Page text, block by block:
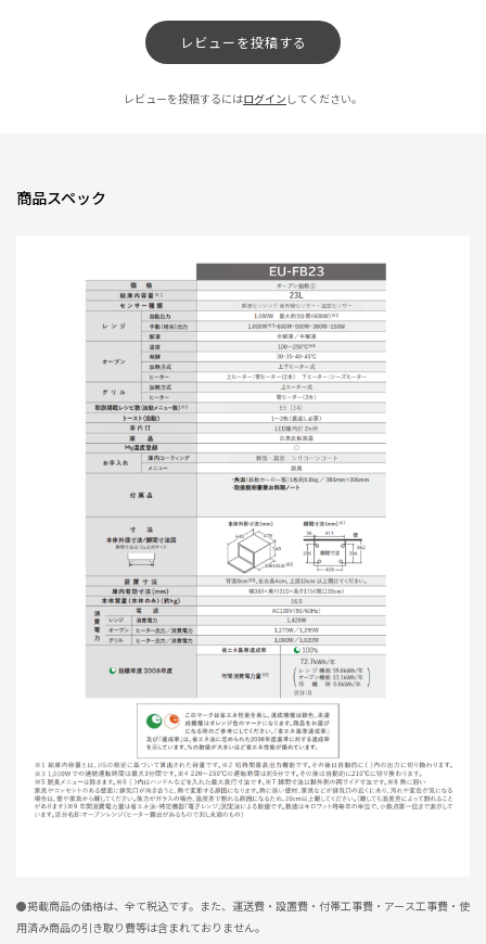
しちゃんとトーストも美味しく焼けました。
センサーが優秀なのか暖めムラとかも感じませんでした。お肉の解凍もバッ
すると思います。 なにげにレンジメニューが下に隠されているので文字が
0人が参考になっ
★
ニックネーム：20代 さん
まずデザインが愛らしいー！かわいい！その割にちゃんと大きい分、グリル
もしっかりできました。お菓子作りするのが楽しみ～
0人が参考になっ
投稿者
ZOJIRUSHIオーナーサービス会員
投稿日
2026/08/05 15:03:40
☆
ニックネーム：40代 さん
価格もほどほどでオーブンレンジとしてもの機能も必要十分だと思います。
高機能は求めていない人にとっては、ちょうどよいです。
電子レンジからの買い換えだったのでオーブンを利用したときの高温は気を
つけないといけないですね。
今までのようにレンジの上にものを置いたりはできないので片付け必須で
投稿者
ZOJIRUSHIオーナーサービス会員
投稿日
レビュー一覧
レビューを投稿する
レビューを投稿するにはログイン してください。
商品スペック
●掲載商品の価格は、全て税込です。また、運送費・設置費・付帯工事費・アース工事費・使
用済み商品の引き取り費等は含まれておりません。